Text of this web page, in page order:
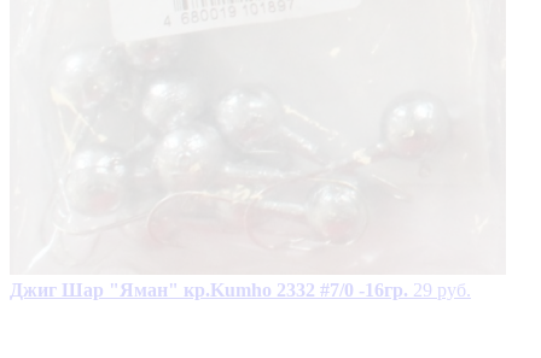
Джиг Шар "Яман" кр.Kumho 2332 #7/0 -16гр. 29 руб.